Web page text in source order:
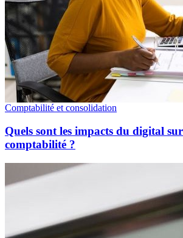
Comptabilité et consolidation
Quels sont les impacts du digital
comptabilité ?